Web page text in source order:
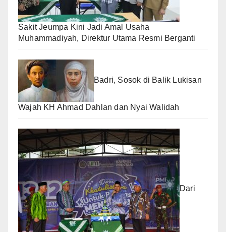
Sakit Jeumpa Kini Jadi Amal Usaha
Muhammadiyah, Direktur Utama Resmi Berganti
Badri, Sosok di Balik Lukisan
Wajah KH Ahmad Dahlan dan Nyai Walidah
Dari